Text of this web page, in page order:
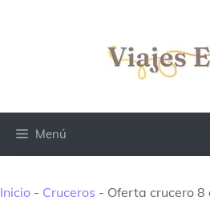
Menú
Inicio - Cruceros - Oferta crucero 8